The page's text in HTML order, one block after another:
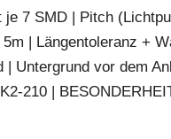
je 7 SMD | Pitch
| Längentoleranz +
Untergrund vor dem
210 |